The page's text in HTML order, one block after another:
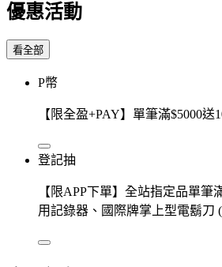
優惠活動
看全部
P幣
【限全盈+PAY】單筆滿$5000送
登記抽
【限APP下單】全站指定品單筆
用記錄器、國際牌掌上型電鬍刀